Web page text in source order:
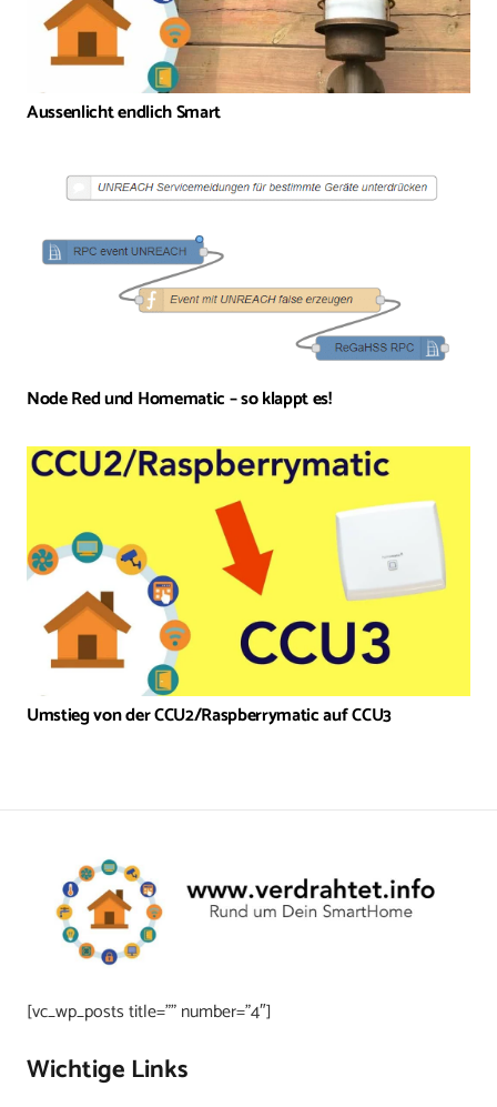
Aussenlicht endlich Smart
Node Red und Homematic – so klappt es!
Umstieg von der CCU2/Raspberrymatic auf CCU3
[vc_wp_posts title=”” number=”4″]
Wichtige Links